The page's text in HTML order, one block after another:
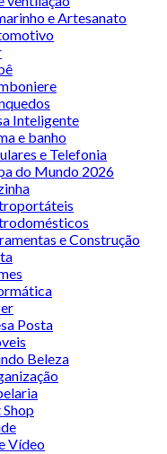
e Artesanato
Inteligente
e banho
e Telefonia
do Mundo 2026
e Construção
Posta
Beleza
Shop
Vídeo